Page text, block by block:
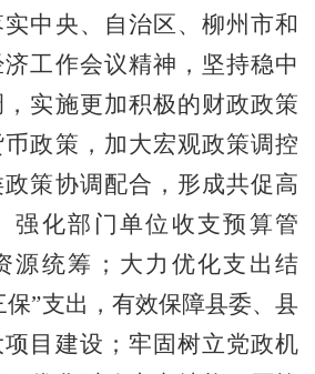
中央、自治区、柳州市和
工作会议精神 ，坚持稳中
实施更加积极的财政政策
币政策，加大宏观政策调控
政策协调配合，形成共促高
强化部门单位收支预算管
源统筹；大力优化支出结
保”支出，有效保障县委、县
目建设；牢固树立党政机